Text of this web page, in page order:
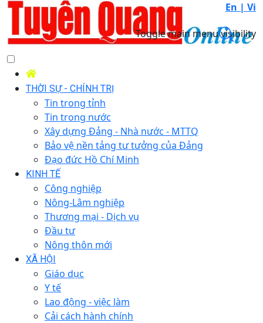
En | Vi
Toggle main menu visibility
THỜI SỰ - CHÍNH TRỊ
Tin trong tỉnh
Tin trong nước
Xây dựng Đảng - Nhà nước - MTTQ
Bảo vệ nền tảng tư tưởng của Đảng
Đạo đức Hồ Chí Minh
KINH TẾ
Công nghiệp
Nông-Lâm nghiệp
Thương mại - Dịch vụ
Đầu tư
Nông thôn mới
XÃ HỘI
Giáo dục
Y tế
Lao động - việc làm
Cải cách hành chính